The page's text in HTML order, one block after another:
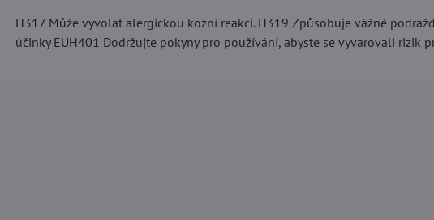
H317 Může vyvolat alergickou kožní reakci. H319 Způsobuje vážné
účinky EUH401 Dodržujte pokyny pro používání, abyste se vyvarovali rizik